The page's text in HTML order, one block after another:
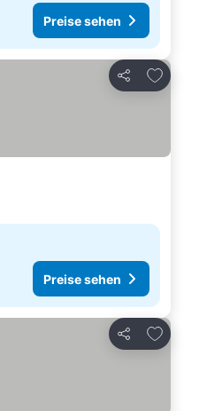
Preise sehen
Teilen
Zu
Preise sehen
Teilen
Zu